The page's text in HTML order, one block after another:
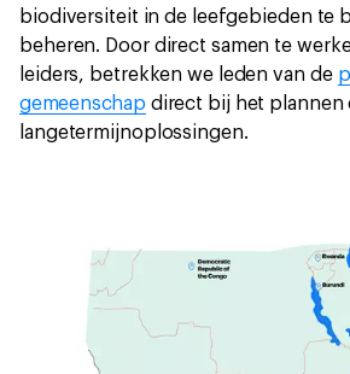
biodiversiteit in de leefgebieden te
beheren. Door direct samen te
leiders, betrekken we leden van de
gemeenschap direct bij het plannen
langetermijnoplossingen.